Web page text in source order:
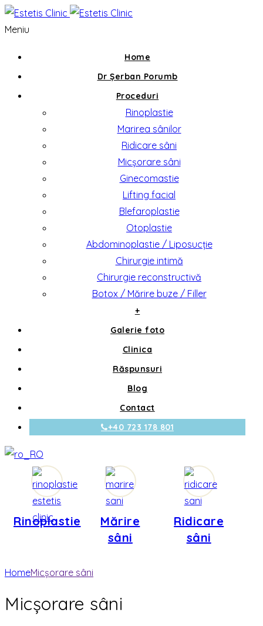
Meniu
Home
Dr Șerban Porumb
Proceduri
Rinoplastie
Marirea sânilor
Ridicare sâni
Micșorare sâni
Ginecomastie
Lifting facial
Blefaroplastie
Otoplastie
Abdominoplastie / Liposucție
Chirurgie intimă
Chirurgie reconstructivă
Botox / Mărire buze / Filler
+
Galerie foto
Clinica
Răspunsuri
Blog
Contact
+40 723 178 801
Rinoplastie
Mărire
sâni
Ridicare
sâni
HomeMicșorare sâni
Micșorare sâni